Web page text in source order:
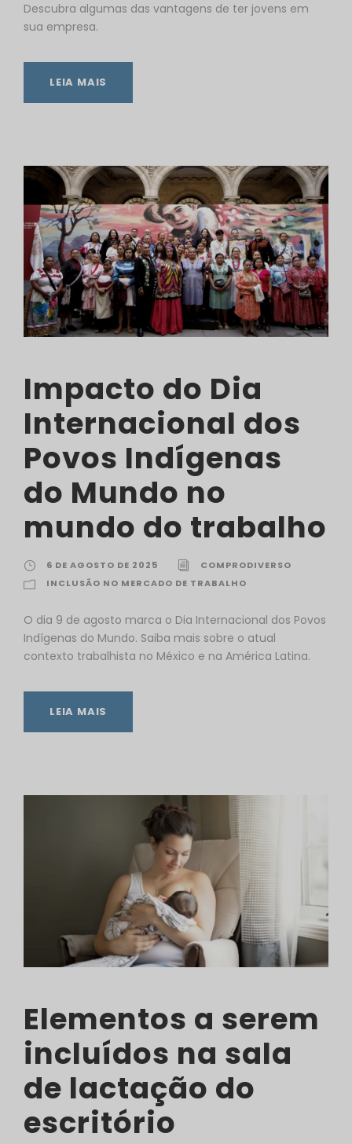
Descubra algumas das vantagens de ter jovens em
sua empresa.
LEIA MAIS
Impacto do Dia
Internacional dos
Povos Indígenas
do Mundo no
mundo do trabalho
6 DE AGOSTO DE 2025
COMPRODIVERSO
INCLUSÃO NO MERCADO DE TRABALHO
O dia 9 de agosto marca o Dia Internacional dos Povos
Indígenas do Mundo. Saiba mais sobre o atual
contexto trabalhista no México e na América Latina.
LEIA MAIS
Elementos a serem
incluídos na sala
de lactação do
escritório